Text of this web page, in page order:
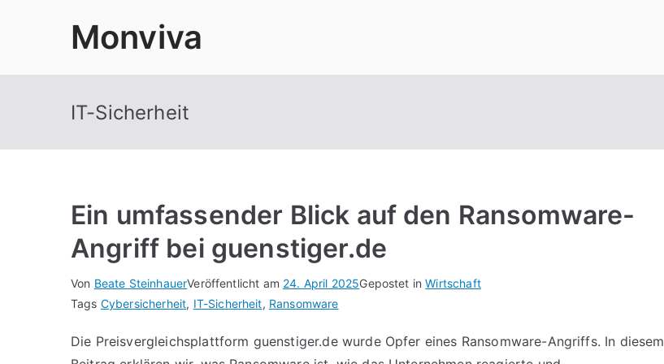
Monviva
IT-Sicherheit
Ein umfassender Blick auf den Ransomware-
Angriff bei guenstiger.de
Von Beate SteinhauerVeröffentlicht am 24. April 2025Gepostet inWirtschaft
Tags Cybersicherheit, IT-Sicherheit, Ransomware
Die Preisvergleichsplattform guenstiger.de wurde Opfer eines Ransomware-Angriffs. In diesem